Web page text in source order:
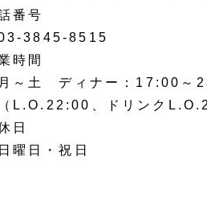
番号
3845-8515
時間
～土 ディナー：17:00～
L.O.22:00、ドリンク
日
曜日・祝日